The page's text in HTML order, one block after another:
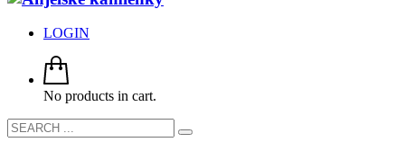
LOGIN
No products in cart.